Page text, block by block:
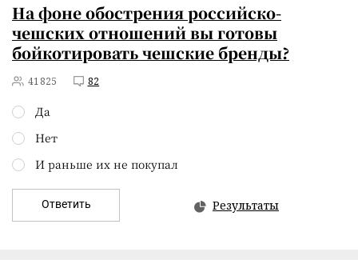
На фоне обострения российско-
чешских отношений вы готовы
бойкотировать чешские бренды?
41825 82
Да
Нет
И раньше их не покупал
Ответить Результаты